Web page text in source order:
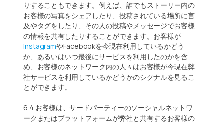
りすることもできます。例えば、誰でもストーリー内の
お客様の写真をシェアしたり、投稿されている場所に言
及やタグをしたり、その人の投稿やメッセージでお客様
の情報を共有したりすることができます。お客様が
InstagramやFacebookを今現在利用しているかどう
か、あるいはいつ最後にサービスを利用したのかを含
め、お客様のネットワーク内の人々はお客様が今現在弊
社サービスを利用しているかどうかのシグナルを見るこ
とができます。
6.4.お客様は、サードパーティーのソーシャルネットワ
ークまたはプラットフォームが弊社と共有するお客様の